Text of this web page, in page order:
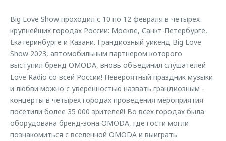
Кредитный калькулятор
Аксессуары
Одежда и сувениры
Оригинальные аксессуары
Запчасти
Трейд-ин
Калькулятор трейд-ин
Клиентская поддержка
O&J Автоклуб
Клуб владельцев OMODA
Приложение O&J
Аксессуары
Одежда и сувениры
Оригинальные аксессуары
Обратная связь
Big Love Show проходил с 10 по 12 февраля в четырех
крупнейших городах России: Москве, Санкт-Петербурге,
Екатеринбурге и Казани. Грандиозный уикенд Big Love
Show 2023, автомобильным партнером которого
выступил бренд OMODA, вновь объединил слушателей
Love Radio со всей России! Невероятный праздник музыки
и любви можно с уверенностью назвать грандиозным -
концерты в четырех городах проведения мероприятия
посетили более 35 000 зрителей! Во всех городах была
оборудована бренд-зона OMODA, где гости могли
познакомиться с вселенной OMODA и выиграть